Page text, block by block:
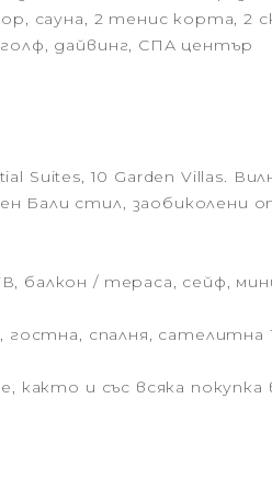
сауна, 2 тенис корта,
дайвинг, СПА център
Suites, 10 Garden Villas.
стил, заобиколени
/ тераса, сейф,
гостна, спалня,
както и със всяка